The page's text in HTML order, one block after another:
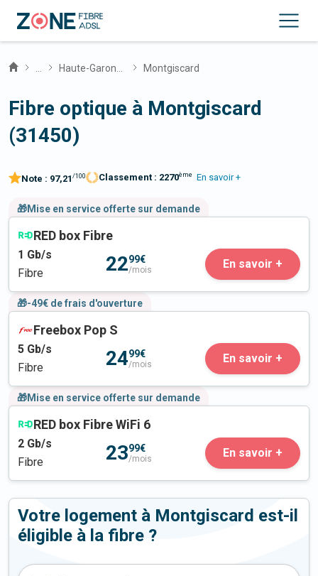
Montgiscard
Fibre optique à Montgiscard
(31450)
Note : 97,21 /100 Classement : 2270ème En savoir +
🎁Mise en service offerte sur demande
RED box Fibre
1 Gb/s
Fibre
2299€
/mois En savoir +
🎁-49€ de frais d'ouverture
Freebox Pop S
5 Gb/s
Fibre
2499€
/mois En savoir +
🎁Mise en service offerte sur demande
RED box Fibre WiFi 6
2 Gb/s
Fibre
2399€
/mois En savoir +
Votre logement à Montgiscard est-il
éligible à la fibre ?